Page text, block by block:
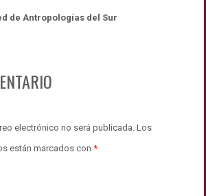
de Antropologías del Sur
electrónico no será publicada. Los
están marcados con *